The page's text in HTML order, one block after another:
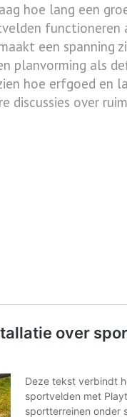
hoe lang een
functioneren
een spanning
planvorming als
hoe erfgoed en
discussies over